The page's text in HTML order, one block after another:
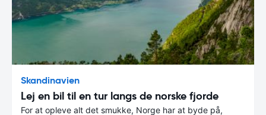
Skandinavien
Lej en bil til en tur langs de norske fjorde
For at opleve alt det smukke, Norge har at byde på,